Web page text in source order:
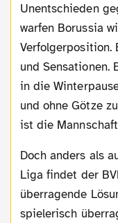
Unentschieden
warfen Borussia
Verfolgerposition.
und Sensationen.
in die
und ohne Götze
ist die
Doch anders als auf anderen Baustellen in dieser
Liga findet der
überragende
spielerisch